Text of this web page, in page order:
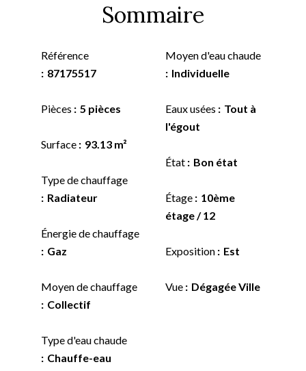
Sommaire
Référence
87175517
Pièces 5 pièces
Surface 93.13 m²
Type de chauffage
Radiateur
Énergie de chauffage
Gaz
Moyen de chauffage
Collectif
Type d'eau chaude
Chauffe-eau
Moyen d'eau chaude
Individuelle
Eaux usées
Tout à
l'égout
État Bon état
Étage
10ème
étage / 12
Exposition Est
Vue Dégagée Ville